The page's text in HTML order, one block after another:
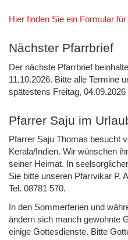
Hier finden Sie ein Formular
Nächster Pfarrbrief
Der nächste Pfarrbrief
11.10.2026. Bitte alle Termine
spätestens Freitag,
Pfarrer Saju im
Pfarrer Saju Thomas besucht
Kerala/Indien. Wir wünschen
seiner Heimat. In
Sie bitte unseren Pfarrvikar P.
Tel. 08781 570.
In den Sommerferien und
ändern sich manch gewohnte
einige Gottesdienste. Bitte